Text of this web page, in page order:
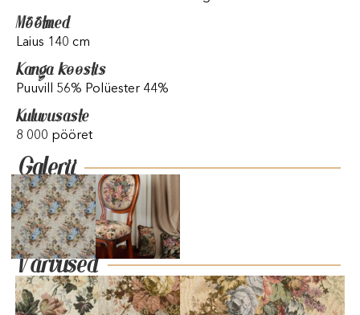
Mõõtmed
Laius 140 cm
Kanga koostis
Puuvill 56% Polüester 44%
Kuluvusaste
8 000 pööret
Galerii
Värvused